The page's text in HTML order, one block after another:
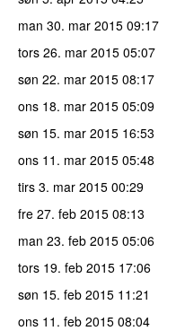
man 30. mar 2015 09:17
tors 26. mar 2015 05:07
søn 22. mar 2015 08:17
ons 18. mar 2015 05:09
søn 15. mar 2015 16:53
ons 11. mar 2015 05:48
tirs 3. mar 2015 00:29
fre 27. feb 2015 08:13
man 23. feb 2015 05:06
tors 19. feb 2015 17:06
søn 15. feb 2015 11:21
ons 11. feb 2015 08:04